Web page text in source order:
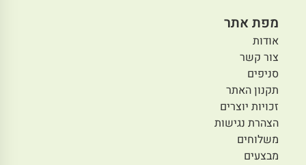
מפת אתר
אודות
צור קשר
סניפים
תקנון האתר
זכויות יוצרים
הצהרת נגישות
משלוחים
מבצעים